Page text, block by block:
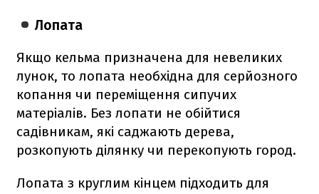
Лопата
Якщо кельма призначена для невеликих
лунок, то лопата необхідна для серйозного
копання чи переміщення сипучих
матеріалів. Без лопати не обійтися
садівникам, які саджають дерева,
розкопують ділянку чи перекопують город.
Лопата з круглим кінцем підходить для